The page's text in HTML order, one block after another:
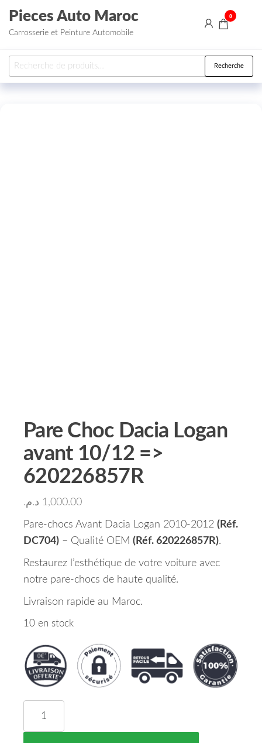
Aller au contenu
Pieces Auto Maroc
Carrosserie et Peinture Automobile
0
Recherche pour : Recherche
Pare Choc Dacia Logan
avant 10/12 =>
620226857R
1,000.00 د.م.
Pare-chocs Avant Dacia Logan 2010-2012 (Réf.
DC704) – Qualité OEM (Réf. 620226857R).
Restaurez l’esthétique de votre voiture avec
notre pare-chocs de haute qualité.
Livraison rapide au Maroc.
10 en stock